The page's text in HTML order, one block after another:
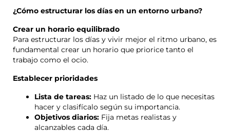
¿Cómo estructurar los días en un entorno urbano?
Crear un horario equilibrado
Para estructurar los días y vivir mejor el ritmo urbano, es
fundamental crear un horario que priorice tanto el
trabajo como el ocio.
Establecer prioridades
Lista de tareas: Haz un listado de lo que necesitas
hacer y clasifícalo según su importancia.
Objetivos diarios: Fija metas realistas y
alcanzables cada día.